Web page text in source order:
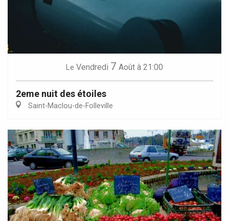
Le Vendredi 7 Août à 21:00
2eme nuit des étoiles
Saint-Maclou-de-Folleville